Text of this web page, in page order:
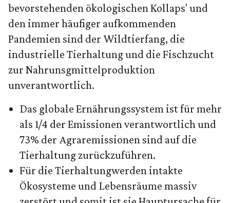
bevorstehenden ökologischen Kollaps' und
den immer häufiger aufkommenden
Pandemien sind der Wildtierfang, die
industrielle Tierhaltung und die Fischzucht
zur Nahrunsgmittelproduktion
unverantwortlich.
Das globale Ernährungssystem ist für mehr
als 1/4 der Emissionen verantwortlich und
73% der Agraremissionen sind auf die
Tierhaltung zurückzuführen.
Für die Tierhaltungwerden intakte
Ökosysteme und Lebensräume massiv